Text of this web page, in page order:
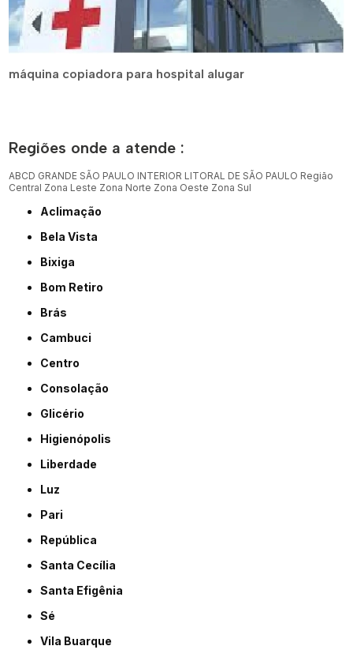
máquina copiadora para hospital alugar
Regiões onde a atende :
ABCD GRANDE SÃO PAULO INTERIOR LITORAL DE SÃO PAULO Região
Central Zona Leste Zona Norte Zona Oeste Zona Sul
Aclimação
Bela Vista
Bixiga
Bom Retiro
Brás
Cambuci
Centro
Consolação
Glicério
Higienópolis
Liberdade
Luz
Pari
República
Santa Cecília
Santa Efigênia
Sé
Vila Buarque